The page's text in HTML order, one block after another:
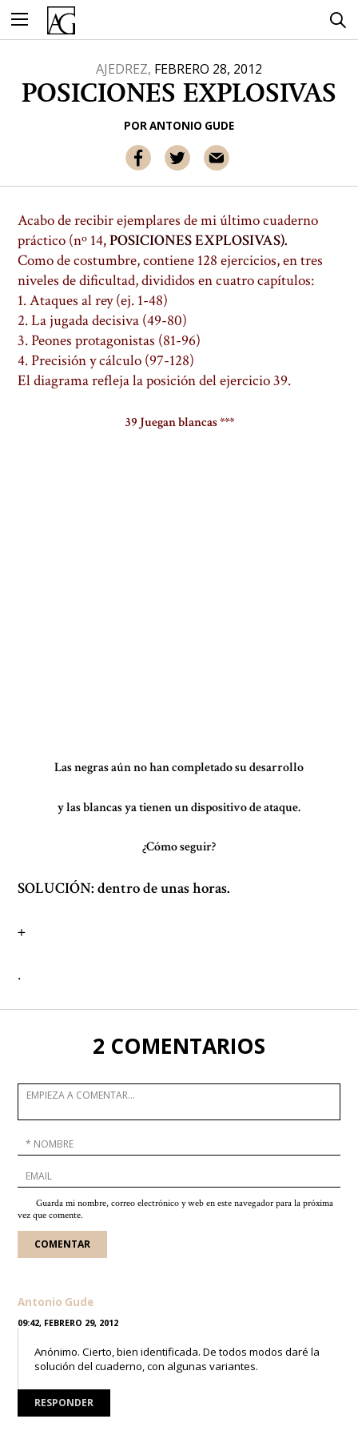
contenido
AJEDREZ, FEBRERO 28, 2012
POSICIONES EXPLOSIVAS
PORANTONIO GUDE
Acabo de recibir ejemplares de mi último cuaderno
práctico (nº 14,POSICIONES EXPLOSIVAS).
Como de costumbre, contiene 128 ejercicios, en tres
niveles de dificultad, divididos en cuatro capítulos:
1. Ataques al rey (ej. 1-48)
2. La jugada decisiva (49-80)
3. Peones protagonistas (81-96)
4. Precisión y cálculo (97-128)
El diagrama refleja la posición del ejercicio 39.
39 Juegan blancas ***
Las negras aún no han completado su desarrollo
y las blancas ya tienen un dispositivo de ataque.
¿Cómo seguir?
SOLUCIÓN: dentro de unas horas.
+
.
2 COMENTARIOS
Guarda mi nombre, correo electrónico y web en este navegador para la próxima
vez que comente.
Antonio Gude
09:42, FEBRERO 29, 2012
Anónimo. Cierto, bien identificada. De todos modos daré la
solución del cuaderno, con algunas variantes.
RESPONDER